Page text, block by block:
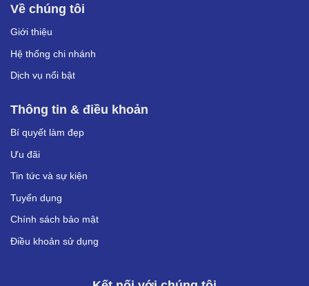
Về chúng tôi
Giới thiệu
Hệ thống chi nhánh
Dịch vụ nổi bật
Thông tin & điều khoản
Bí quyết làm đẹp
Ưu đãi
Tin tức và sự kiện
Tuyển dụng
Chính sách bảo mật
Điều khoản sử dụng